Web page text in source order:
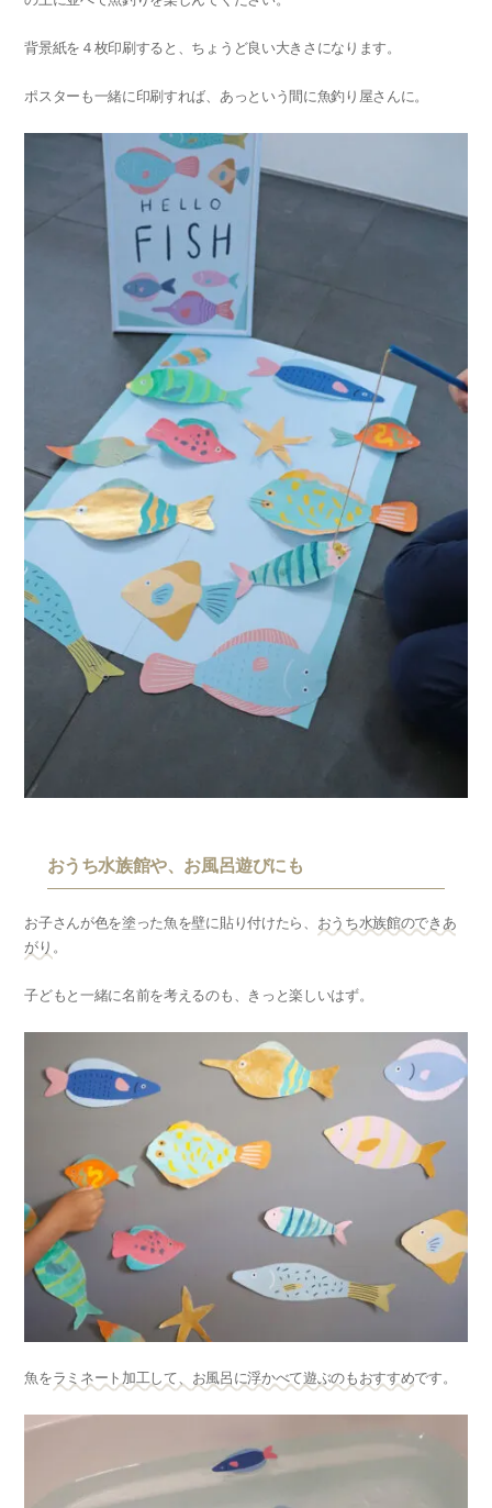
背景紙を４枚印刷すると、ちょうど良い大きさになります。
ポスターも一緒に印刷すれば、あっという間に魚釣り屋さんに。
おうち水族館や、お風呂遊びにも
お子さんが色を塗った魚を壁に貼り付けたら、 おうち水族館のできあ
がり 。
子どもと一緒に名前を考えるのも、きっと楽しいはず。
魚をラミネート加工して、お風呂に浮かべて遊ぶのもおすすめです。